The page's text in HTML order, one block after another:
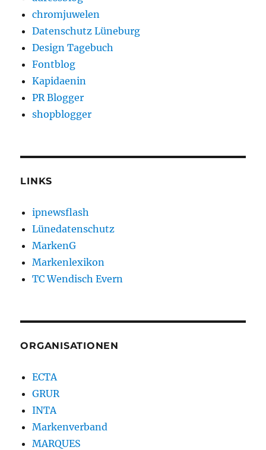
chromjuwelen
Datenschutz Lüneburg
Design Tagebuch
Fontblog
Kapidaenin
PR Blogger
shopblogger
LINKS
ipnewsflash
Lünedatenschutz
MarkenG
Markenlexikon
TC Wendisch Evern
ORGANISATIONEN
ECTA
GRUR
INTA
Markenverband
MARQUES